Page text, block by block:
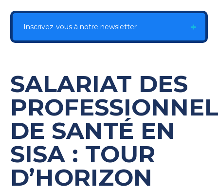
Inscrivez-vous à notre newsletter
SALARIAT DES
DE SANTÉ EN
SISA : TOUR
D’HORIZON